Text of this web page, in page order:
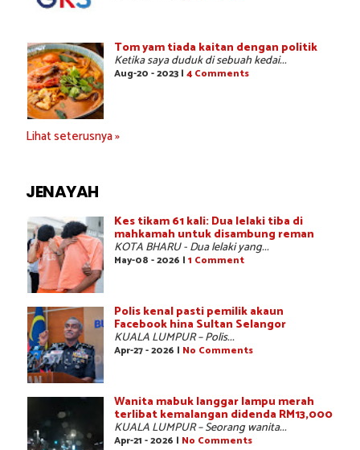
Tom yam tiada kaitan dengan politik
Ketika saya duduk di sebuah kedai...
Aug-20 - 2023 | 4 Comments
Lihat seterusnya »
JENAYAH
Kes tikam 61 kali: Dua lelaki tiba di
mahkamah untuk disambung reman
KOTA BHARU - Dua lelaki yang...
May-08 - 2026 | 1 Comment
Polis kenal pasti pemilik akaun
Facebook hina Sultan Selangor
KUALA LUMPUR – Polis...
Apr-27 - 2026 | No Comments
Wanita mabuk langgar lampu merah
terlibat kemalangan didenda RM13,000
KUALA LUMPUR – Seorang wanita...
Apr-21 - 2026 | No Comments